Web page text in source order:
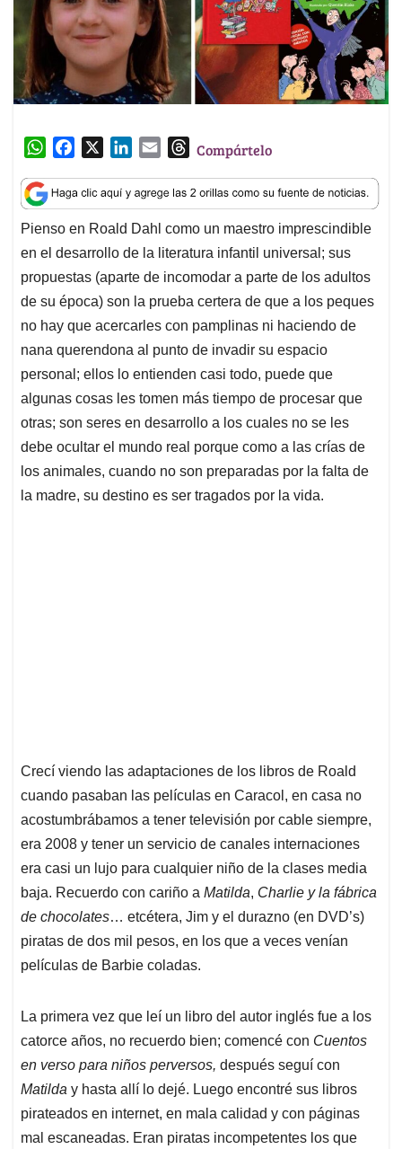
W
a
t
s
A
p
p
c
e
b
o
o
k
n
k
e
d
I
n
a
i
T
r
e
a
d
s
Compártelo
Pienso en Roald Dahl como un maestro imprescindible
en el desarrollo de la literatura infantil universal; sus
propuestas (aparte de incomodar a parte de los adultos
de su época) son la prueba certera de que a los peques
no hay que acercarles con pamplinas ni haciendo de
nana querendona al punto de invadir su espacio
personal; ellos lo entienden casi todo, puede que
algunas cosas les tomen más tiempo de procesar que
otras; son seres en desarrollo a los cuales no se les
debe ocultar el mundo real porque como a las crías de
los animales, cuando no son preparadas por la falta de
la madre, su destino es ser tragados por la vida.
Crecí viendo las adaptaciones de los libros de Roald
cuando pasaban las películas en Caracol, en casa no
acostumbrábamos a tener televisión por cable siempre,
era 2008 y tener un servicio de canales internaciones
era casi un lujo para cualquier niño de la clases media
baja. Recuerdo con cariño a Matilda, Charlie y la fábrica
de chocolates… etcétera, Jim y el durazno (en DVD’s)
piratas de dos mil pesos, en los que a veces venían
películas de Barbie coladas.
La primera vez que leí un libro del autor inglés fue a los
catorce años, no recuerdo bien; comencé con Cuentos
en verso para niños perversos, después seguí con
Matilda y hasta allí lo dejé. Luego encontré sus libros
pirateados en internet, en mala calidad y con páginas
mal escaneadas. Eran piratas incompetentes los que